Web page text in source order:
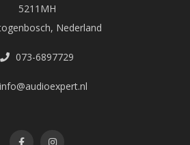
5211MH
Nederland
073-6897729
info@audioexpert.nl